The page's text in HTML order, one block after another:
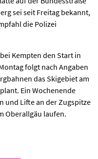
sei seit Freitag bekannt,
die Polizei
Kempten den Start in
folgt nach Angaben
das Skigebiet am
Ein Wochenende
und Lifte an der Zugspitze
Oberallgäu laufen.